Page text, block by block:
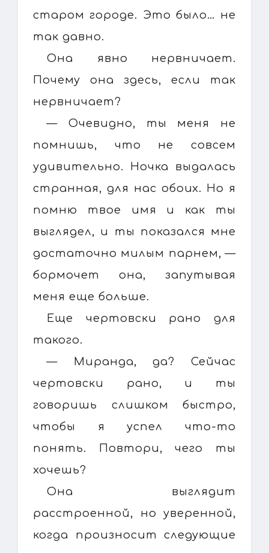
старом городе. Это было… не
так давно.
Она явно нервничает.
Почему она здесь, если так
нервничает?
— Очевидно, ты меня не
помнишь, что не совсем
удивительно. Ночка выдалась
странная, для нас обоих. Но я
помню твое имя и как ты
выглядел, и ты показался мне
достаточно милым парнем, —
бормочет она, запутывая
меня еще больше.
Еще чертовски рано для
такого.
— Миранда, да? Сейчас
чертовски рано, и ты
говоришь слишком быстро,
чтобы я успел что-то
понять. Повтори, чего ты
хочешь?
Она выглядит
расстроенной, но уверенной,
когда произносит следующие